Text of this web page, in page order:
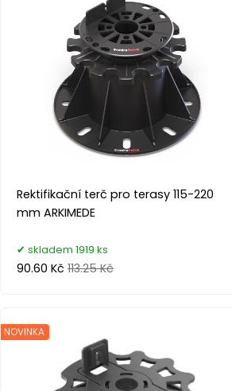
Rektifikační terč pro terasy 115-220
mm ARKIMEDE
skladem 1919 ks
90.60 Kč 113.25 Kč
NOVINKA